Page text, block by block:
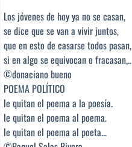
Los jóvenes de hoy ya no se casan,
se dice que se van a vivir juntos,
que en esto de casarse todos pasan,
si en algo se equivocan o fracasan,..
©donaciano bueno
POEMA POLÍTICO
le quitan el poema a la poesía.
le quitan el poema al poema.
le quitan el poema al poeta...